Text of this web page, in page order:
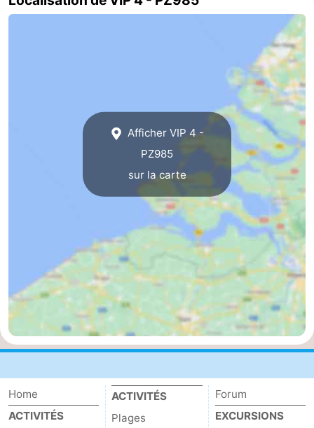
Médicales
Région
Hollande-
Méridionale
-
Leiden
Bollenstreek
-
Afficher VIP 4 -
PZ985
sur la carte
Home
ACTIVITÉS
ACTIVITÉS
Plages
Forum
EXCURSIONS